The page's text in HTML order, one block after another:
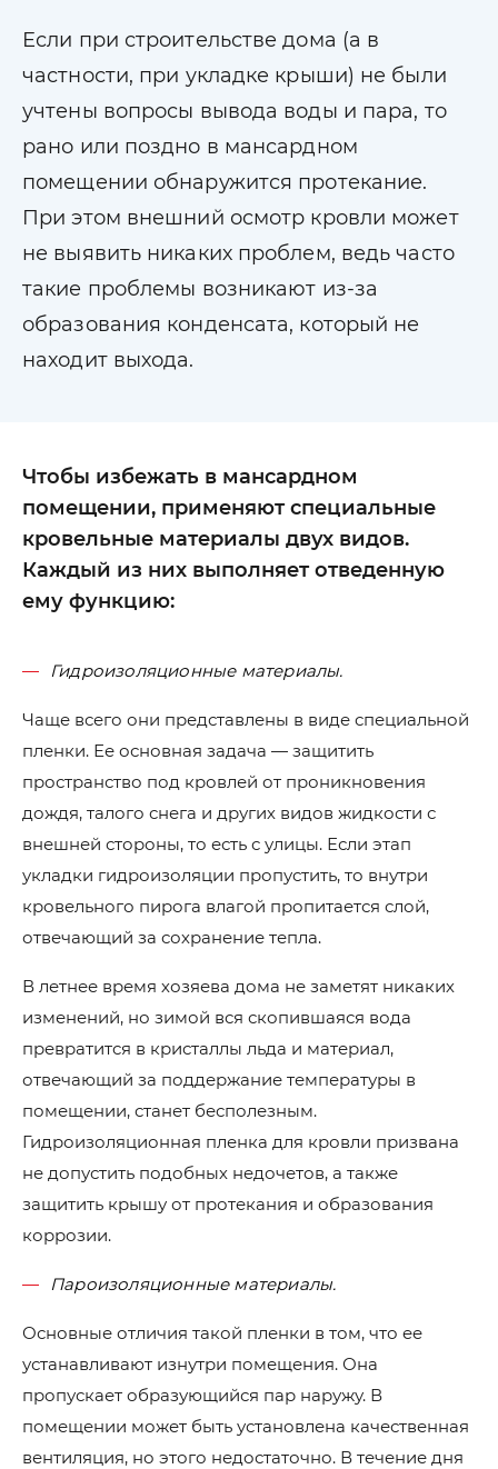
Если при строительстве дома (а в
частности, при укладке крыши) не были
учтены вопросы вывода воды и пара, то
рано или поздно в мансардном
помещении обнаружится протекание.
При этом внешний осмотр кровли может
не выявить никаких проблем, ведь часто
такие проблемы возникают из-за
образования конденсата, который не
находит выхода.
Чтобы избежать в мансардном
помещении, применяют специальные
кровельные материалы двух видов.
Каждый из них выполняет отведенную
ему функцию:
Гидроизоляционные материалы.
Чаще всего они представлены в виде специальной
пленки. Ее основная задача — защитить
пространство под кровлей от проникновения
дождя, талого снега и других видов жидкости с
внешней стороны, то есть с улицы. Если этап
укладки гидроизоляции пропустить, то внутри
кровельного пирога влагой пропитается слой,
отвечающий за сохранение тепла.
В летнее время хозяева дома не заметят никаких
изменений, но зимой вся скопившаяся вода
превратится в кристаллы льда и материал,
отвечающий за поддержание температуры в
помещении, станет бесполезным.
Гидроизоляционная пленка для кровли призвана
не допустить подобных недочетов, а также
защитить крышу от протекания и образования
коррозии.
Пароизоляционные материалы.
Основные отличия такой пленки в том, что ее
устанавливают изнутри помещения. Она
пропускает образующийся пар наружу. В
помещении может быть установлена качественная
вентиляция, но этого недостаточно. В течение дня